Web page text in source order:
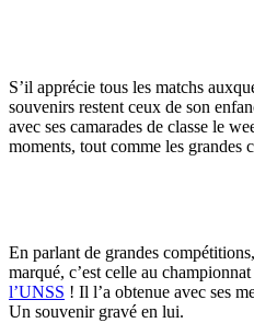
S’il apprécie tous les matchs
souvenirs restent ceux de son
avec ses camarades de classe le
moments, tout comme les grandes
En parlant de grandes
marqué, c’est celle au
l’UNSS ! Il l’a obtenue avec ses
Un souvenir gravé en lui.